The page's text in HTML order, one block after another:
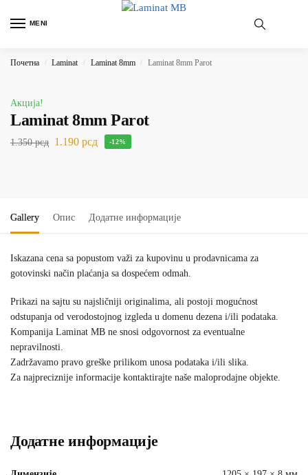
MENI
Почетна / Laminat / Laminat 8mm / Laminat 8mm Parot
Акција!
Laminat 8mm Parot
1.350рсд 1.190 рсд -12%
Gallery Опис Додатне информације
Iskazana cena sa popustom važi za kupovinu u prodavnicama za
gotovinski način plaćanja sa dospećem odmah.
Prikazi na sajtu su najsličniji originalima, ali postoji mogućnost
odstupanja od verodostojnog izgleda u domenu dezena i/ili podataka.
Kompanija Laminat MB ne snosi odgovornost za eventualne
nepravilnosti.
Zadržavamo pravo greške prilikom unosa podataka i/ili slika.
Za najpreciznije informacije kontaktirajte naše maloprodajne objekte.
Додатне информације